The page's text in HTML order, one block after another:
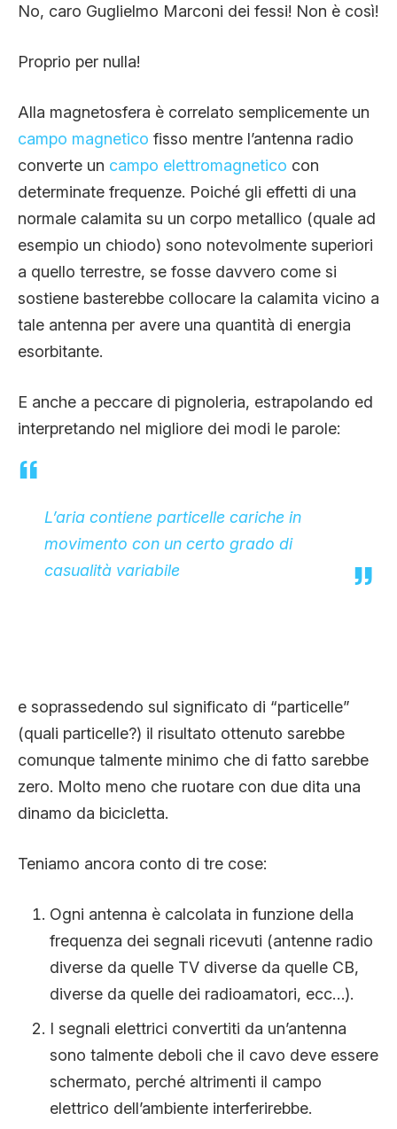
No, caro Guglielmo Marconi dei fessi! Non è così!
Proprio per nulla!
Alla magnetosfera è correlato semplicemente un
campo magnetico fisso mentre l’antenna radio
converte un campo elettromagnetico con
determinate frequenze. Poiché gli effetti di una
normale calamita su un corpo metallico (quale ad
esempio un chiodo) sono notevolmente superiori
a quello terrestre, se fosse davvero come si
sostiene basterebbe collocare la calamita vicino a
tale antenna per avere una quantità di energia
esorbitante.
E anche a peccare di pignoleria, estrapolando ed
interpretando nel migliore dei modi le parole:
L’aria contiene particelle cariche in
movimento con un certo grado di
casualità variabile
e soprassedendo sul significato di “particelle”
(quali particelle?) il risultato ottenuto sarebbe
comunque talmente minimo che di fatto sarebbe
zero. Molto meno che ruotare con due dita una
dinamo da bicicletta.
Teniamo ancora conto di tre cose:
Ogni antenna è calcolata in funzione della
frequenza dei segnali ricevuti (antenne radio
diverse da quelle TV diverse da quelle CB,
diverse da quelle dei radioamatori, ecc…).
I segnali elettrici convertiti da un’antenna
sono talmente deboli che il cavo deve essere
schermato, perché altrimenti il campo
elettrico dell’ambiente interferirebbe.